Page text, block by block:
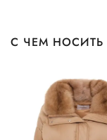
С ЧЕМ НОСИТЬ